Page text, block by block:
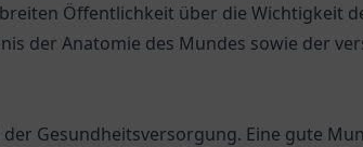
Öffentlichkeit über die Wichtigkeit
der Anatomie des Mundes sowie der
Gesundheitsversorgung. Eine gute